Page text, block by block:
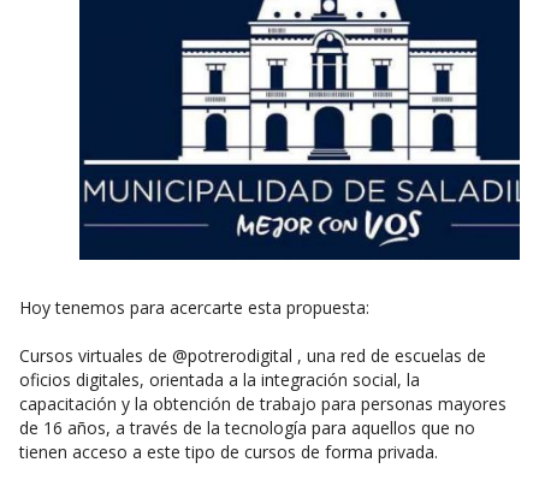
Hoy tenemos para acercarte esta propuesta:
Cursos virtuales de @potrerodigital , una red de escuelas de
oficios digitales, orientada a la integración social, la
capacitación y la obtención de trabajo para personas mayores
de 16 años, a través de la tecnología para aquellos que no
tienen acceso a este tipo de cursos de forma privada.